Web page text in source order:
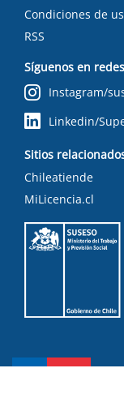
Condiciones de
RSS
Síguenos en
Instagram/
Linkedin/
Sitios
Chileatiende
MiLicencia.cl